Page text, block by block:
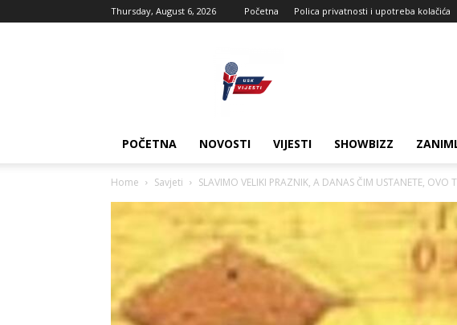
Thursday, August 6, 2026 Početna Polica privatnosti i upotreba kolačića
POČETNA NOVOSTI VIJESTI SHOWBIZZ
Home Savjeti SLAVIMO VELIKI PRAZNIK, A DANAS ČIM USTANETE, OVO